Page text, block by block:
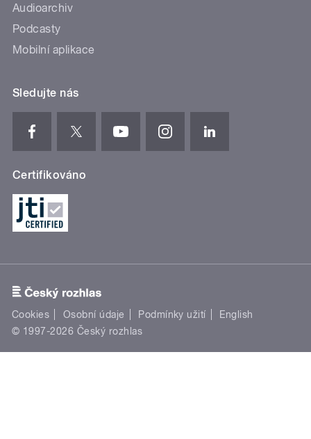
Audioarchiv
Podcasty
Mobilní aplikace
Sledujte nás
Certifikováno
Cookies Osobní údaje Podmínky užití
English
© 1997-2026 Český rozhlas